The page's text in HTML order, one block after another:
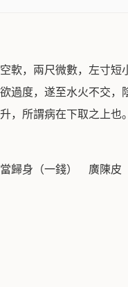
軟，兩尺微數，左寸短
過度，遂至水火不交，
所謂病在下取之上也
歸身（一錢） 廣陳皮